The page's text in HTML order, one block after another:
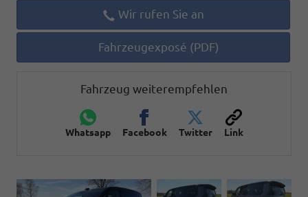
Wir rufen Sie an
Fahrzeugexposé (PDF)
Fahrzeug weiterempfehlen
Whatsapp Facebook Twitter Link